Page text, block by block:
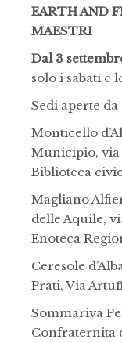
EARTH AND
MAESTRI
Dal 3
solo i sabati e
Sedi aperte da
Monticello
Municipio, via
Biblioteca
Magliano
delle Aquile,
Enoteca
Ceresole
Prati, Via
Sommariva
Confraternita